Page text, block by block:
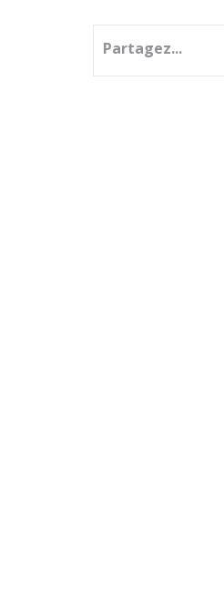
Partagez...